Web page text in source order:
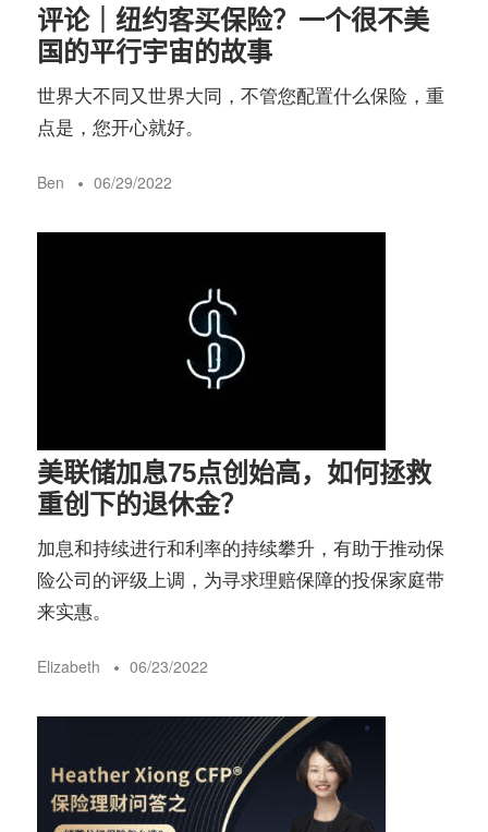
评论｜纽约客买保险？一个很不美
国的平行宇宙的故事
世界大不同又世界大同，不管您配置什么保险，重
点是，您开心就好。
Ben 06/29/2022
美联储加息75点创始高，如何拯救
重创下的退休金？
加息和持续进行和利率的持续攀升，有助于推动保
险公司的评级上调，为寻求理赔保障的投保家庭带
来实惠。
Elizabeth 06/23/2022